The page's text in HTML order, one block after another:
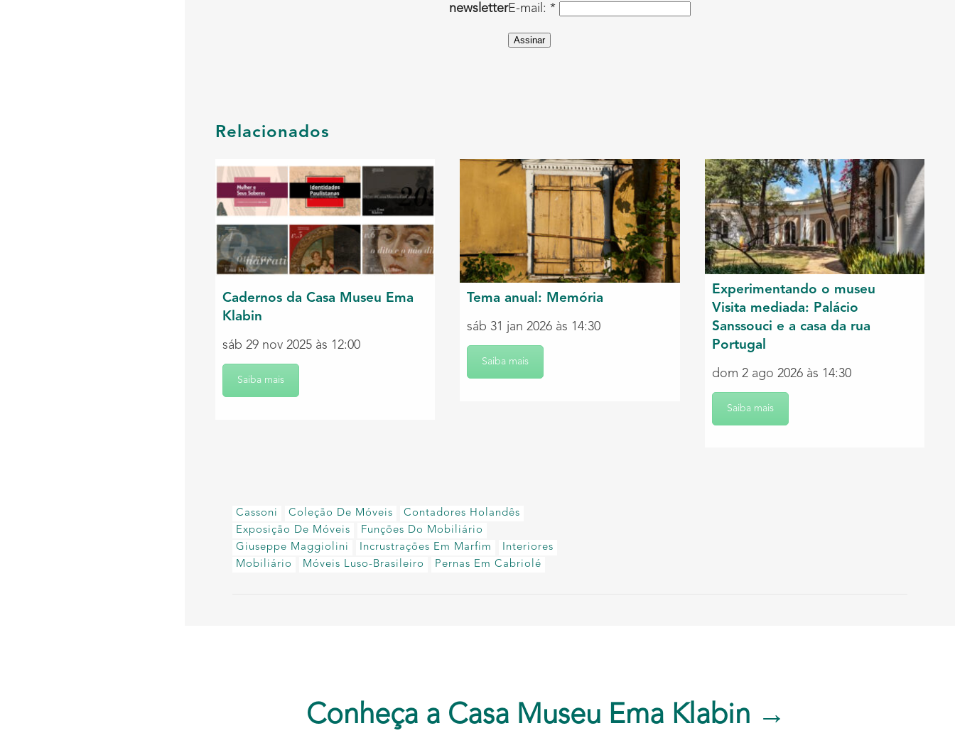
newsletterE-mail: *
Assinar
Relacionados
Cadernos da Casa Museu Ema
Klabin
sáb 29 nov 2025 às 12:00
Saiba mais
Tema anual: Memória
sáb 31 jan 2026 às 14:30
Saiba mais
Experimentando o museu
Visita mediada: Palácio
Sanssouci e a casa da rua
Portugal
dom 2 ago 2026 às 14:30
Saiba mais
Cassoni Coleção De Móveis
Contadores Holandês
Exposição De Móveis
Funções Do Mobiliário
Giuseppe Maggiolini
Incrustrações Em Marfim
Interiores
Mobiliário
Móveis Luso-Brasileiro Pernas Em Cabriolé
Conheça a Casa Museu Ema Klabin →